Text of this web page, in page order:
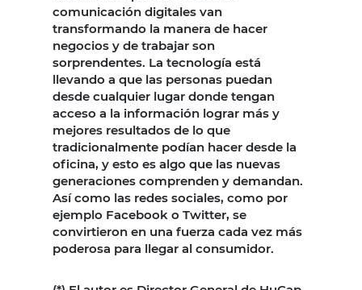
comunicación digitales van
transformando la manera de hacer
negocios y de trabajar son
sorprendentes. La tecnología está
llevando a que las personas puedan
desde cualquier lugar donde tengan
acceso a la información lograr más y
mejores resultados de lo que
tradicionalmente podían hacer desde la
oficina, y esto es algo que las nuevas
generaciones comprenden y demandan.
Así como las redes sociales, como por
ejemplo Facebook o Twitter, se
convirtieron en una fuerza cada vez más
poderosa para llegar al consumidor.